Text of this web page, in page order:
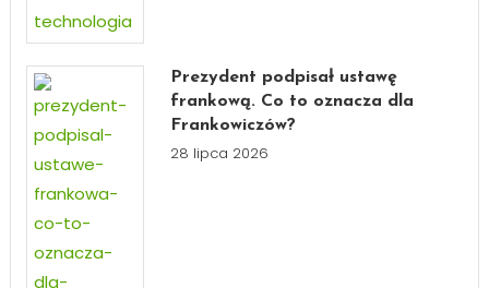
Prezydent podpisał ustawę
frankową. Co to oznacza dla
Frankowiczów?
28 lipca 2026